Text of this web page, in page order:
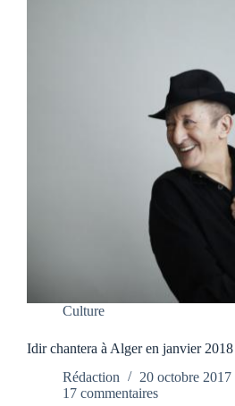
Culture
Idir chantera à Alger en janvier 2018
Rédaction
20 octobre 2017
17 commentaires